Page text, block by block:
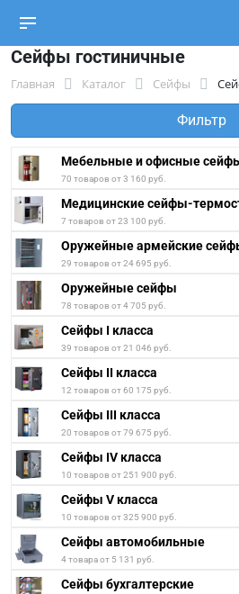
Сейфы гостиничные
Главная Каталог Сейфы
Фильтр
Мебельные и офисные
70 товаров от 3 160 руб.
Медицинские сейфы-
7 товаров от 23 100 руб.
Оружейные армейские
29 товаров от 24 695 руб.
Оружейные сейфы
78 товаров от 4 705 руб.
Сейфы I класса
39 товаров от 21 046 руб.
Сейфы II класса
12 товаров от 60 175 руб.
Сейфы III класса
20 товаров от 79 675 руб.
Сейфы IV класса
10 товаров от 251 900 руб.
Сейфы V класса
10 товаров от 325 900 руб.
Сейфы автомобильные
4 товара от 5 131 руб.
Сейфы бухгалтерские